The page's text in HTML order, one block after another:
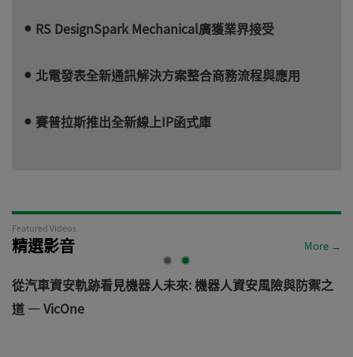
RS DesignSpark Mechanical廣獲業界接受
北電發表全新通訊解決方案整合商務流程與應用
賽普拉斯推出全新線上IP函式庫
Featured Videos
精選影音 More →
從汽車資安軌跡看見機器人未來: 機器人資安風險與防禦之
道 — VicOne